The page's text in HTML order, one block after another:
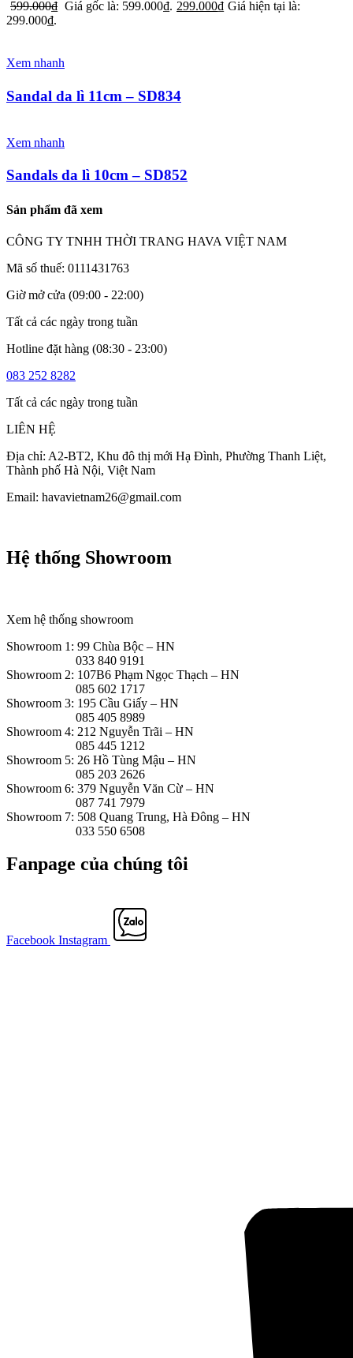
599.000₫ Giá gốc là: 599.000₫. 299.000₫ Giá hiện tại là:
299.000₫.
Xem nhanh
Sandal da lì 11cm – SD834
Xem nhanh
Sandals da lì 10cm – SD852
Sản phẩm đã xem
CÔNG TY TNHH THỜI TRANG HAVA VIỆT NAM
Mã số thuế: 0111431763
Giờ mở cửa (09:00 - 22:00)
Tất cả các ngày trong tuần
Hotline đặt hàng (08:30 - 23:00)
083 252 8282
Tất cả các ngày trong tuần
LIÊN HỆ
Địa chỉ: A2-BT2, Khu đô thị mới Hạ Đình, Phường Thanh Liệt,
Thành phố Hà Nội, Việt Nam
Email: havavietnam26@gmail.com
Hệ thống Showroom
Xem hệ thống showroom
Showroom 1: 99 Chùa Bộc – HN
033 840 9191
Showroom 2: 107B6 Phạm Ngọc Thạch – HN
085 602 1717
Showroom 3: 195 Cầu Giấy – HN
085 405 8989
Showroom 4: 212 Nguyễn Trãi – HN
085 445 1212
Showroom 5: 26 Hồ Tùng Mậu – HN
085 203 2626
Showroom 6: 379 Nguyễn Văn Cừ – HN
087 741 7979
Showroom 7: 508 Quang Trung, Hà Đông – HN
033 550 6508
Fanpage của chúng tôi
Facebook Instagram